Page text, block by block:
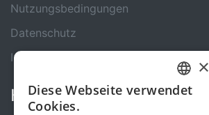
Nutzungsbedingungen
Datenschutz
Impressum
Kontakt GERMAN
×
Diese Webseite verwendet
Cookies.